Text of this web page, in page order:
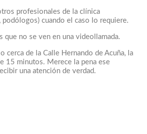
profesionales de la clínica
podólogos) cuando el caso lo requiere.
que no se ven en una videollamada.
cerca de la Calle Hernando de Acuña, la
15 minutos. Merece la pena ese
una atención de verdad.